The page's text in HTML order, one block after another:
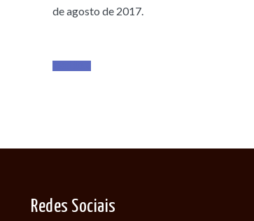
de agosto de 2017.
Redes Sociais